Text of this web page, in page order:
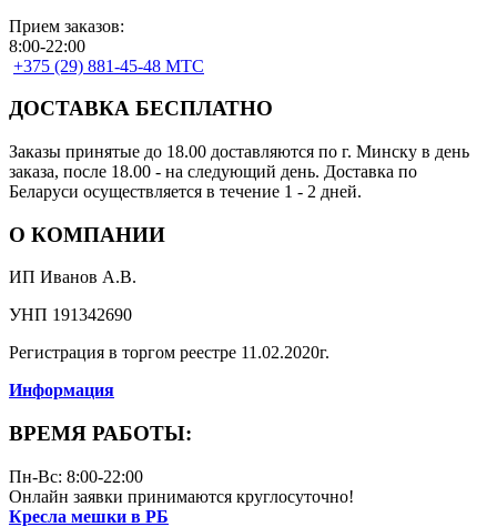
Прием заказов:
8:00-22:00
+375 (29) 881-45-48 МТС
ДОСТАВКА БЕСПЛАТНО
Заказы принятые до 18.00 доставляются по г. Минску в день
заказа, после 18.00 - на следующий день. Доставка по
Беларуси осуществляется в течение 1 - 2 дней.
О КОМПАНИИ
ИП Иванов А.В.
УНП 191342690
Регистрация в торгом реестре 11.02.2020г.
Информация
ВРЕМЯ РАБОТЫ:
Пн-Вс: 8:00-22:00
Онлайн заявки принимаются круглосуточно!
Кресла мешки в РБ